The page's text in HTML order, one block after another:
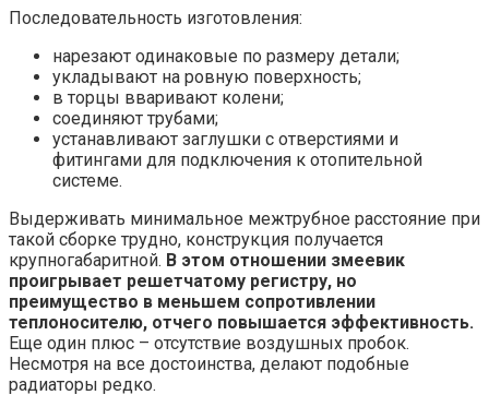
Последовательность изготовления:
нарезают одинаковые по размеру детали;
укладывают на ровную поверхность;
в торцы вваривают колени;
соединяют трубами;
устанавливают заглушки с отверстиями и
фитингами для подключения к отопительной
системе.
Выдерживать минимальное межтрубное расстояние при
такой сборке трудно, конструкция получается
крупногабаритной. В этом отношении змеевик
проигрывает решетчатому регистру, но
преимущество в меньшем сопротивлении
теплоносителю, отчего повышается эффективность.
Еще один плюс – отсутствие воздушных пробок.
Несмотря на все достоинства, делают подобные
радиаторы редко.